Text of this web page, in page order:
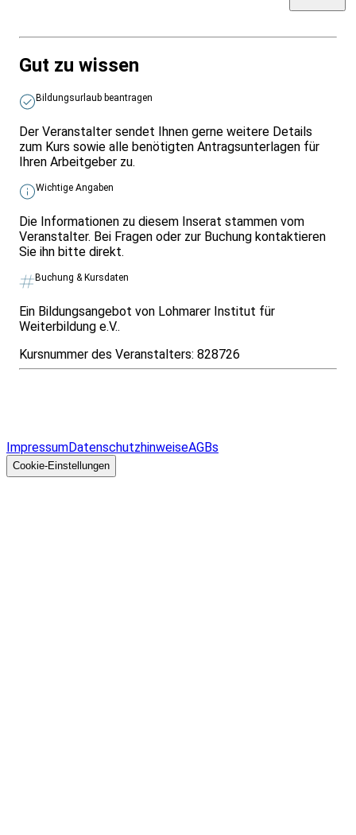
Gut zu wissen
Bildungsurlaub beantragen
Der Veranstalter sendet Ihnen gerne weitere Details
zum Kurs sowie alle benötigten Antragsunterlagen für
Ihren Arbeitgeber zu.
Wichtige Angaben
Die Informationen zu diesem Inserat stammen vom
Veranstalter. Bei Fragen oder zur Buchung kontaktieren
Sie ihn bitte direkt.
Buchung & Kursdaten
Ein Bildungsangebot von Lohmarer Institut für
Weiterbildung e.V..
Kursnummer des Veranstalters: 828726
ImpressumDatenschutzhinweiseAGBs
Cookie-Einstellungen